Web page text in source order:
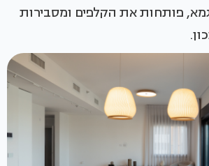
פותחות את הקלפים ומסבירות